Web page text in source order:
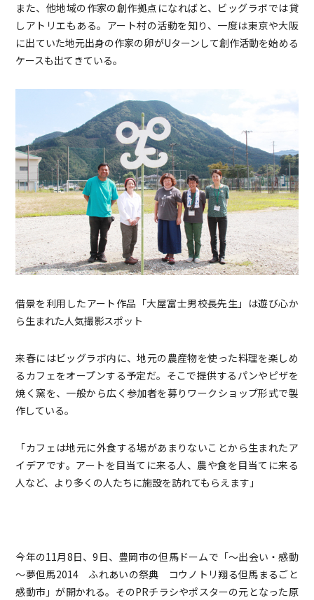
また、他地域の作家の創作拠点になればと、ビッグラボでは貸
しアトリエもある。アート村の活動を知り、一度は東京や大阪
に出ていた地元出身の作家の卵がUターンして創作活動を始める
ケースも出てきている。
借景を利用したアート作品「大屋富士男校長先生」は遊び心か
ら生まれた人気撮影スポット
来春にはビッグラボ内に、地元の農産物を使った料理を楽しめ
るカフェをオープンする予定だ。そこで提供するパンやピザを
焼く窯を、一般から広く参加者を募りワークショップ形式で製
作している。
「カフェは地元に外食する場があまりないことから生まれたア
イデアです。アートを目当てに来る人、農や食を目当てに来る
人など、より多くの人たちに施設を訪れてもらえます」
今年の11月8日、9日、豊岡市の但馬ドームで「～出会い・感動
～夢但馬2014 ふれあいの祭典 コウノトリ翔る但馬まるごと
感動市」が開かれる。そのPRチラシやポスターの元となった原